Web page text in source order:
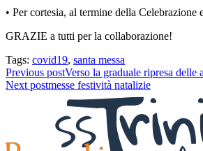
• Per cortesia, al termine della
GRAZIE a tutti per la collaborazione!
Tags: covid19, santa messa
Navigazione
articoli
Previous postVerso la graduale ripresa delle
Next postmesse festività natalizie